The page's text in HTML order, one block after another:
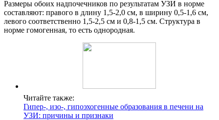
Размеры обоих надпочечников по результатам УЗИ в норме
составляют: правого в длину 1,5-2,0 см, в ширину 0,5-1,6 см,
левого соответственно 1,5-2,5 см и 0,8-1,5 см. Структура в
норме гомогенная, то есть однородная.
Читайте также:
Гипер-, изо-, гипоэхогенные образования в печени на
УЗИ: причины и признаки